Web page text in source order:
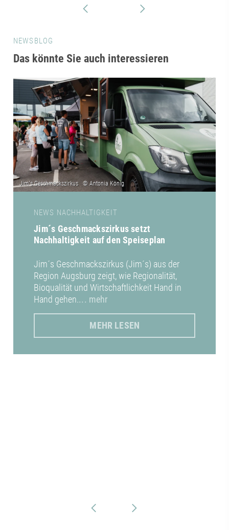
NEWSBLOG
Das könnte Sie auch interessieren
NEWS NACHHALTIGKEIT
Jim´s Geschmackszirkus setzt
Nachhaltigkeit auf den Speiseplan
Jim´s Geschmackszirkus (Jim´s) aus der
Region Augsburg zeigt, wie Regionalität,
Bioqualität und Wirtschaftlichkeit Hand in
Hand gehen.... mehr
MEHR LESEN